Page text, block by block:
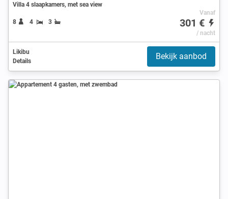
Villa 4 slaapkamers, met sea view
8 4 3
Vanaf
301 €
/ nacht
Likibu
Details
Bekijk aanbod